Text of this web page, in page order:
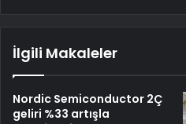
İlgili Makaleler
Nordic Semiconductor 2Ç
geliri %33 artışla